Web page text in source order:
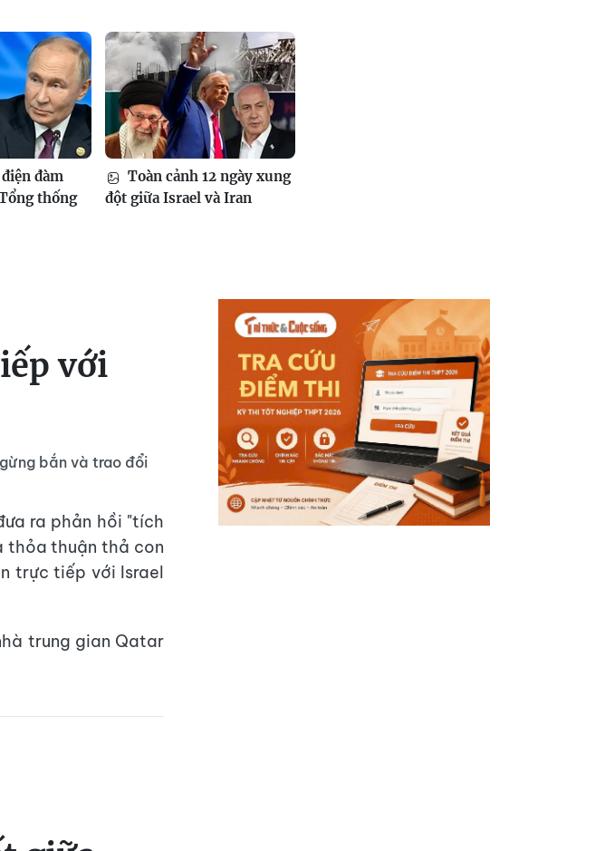
đàm
thống
Toàn cảnh 12 ngày xung
đột giữa Israel và Iran
với
bắn và trao đổi
ra phản hồi "tích
thỏa thuận thả con
trực tiếp với Israel
trung gian Qatar